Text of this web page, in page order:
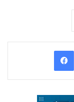
নিদেনপক্ষে
বাস্তবে হল
আমন্ত্রণে সাড়া
প্রদেশ কংগ্রেস
বামফ্রন্টের অন্য